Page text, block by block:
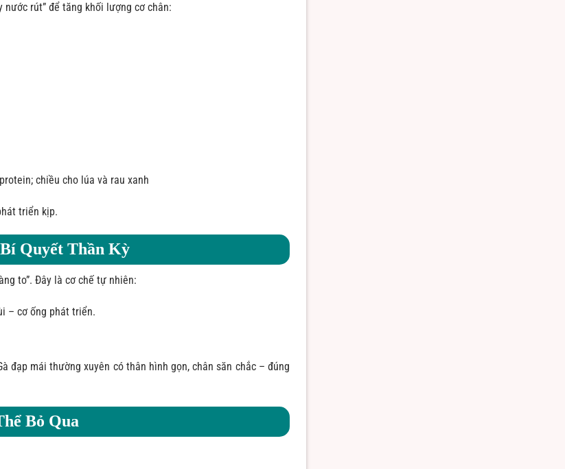
rút” để tăng khối lượng cơ chân:
chiều cho lúa và rau xanh
triển kịp.
Quyết Thần Kỳ
to”. Đây là cơ chế tự nhiên:
– cơ ống phát triển.
đạp mái thường xuyên có thân hình gọn, chân săn chắc – đúng
Bỏ Qua